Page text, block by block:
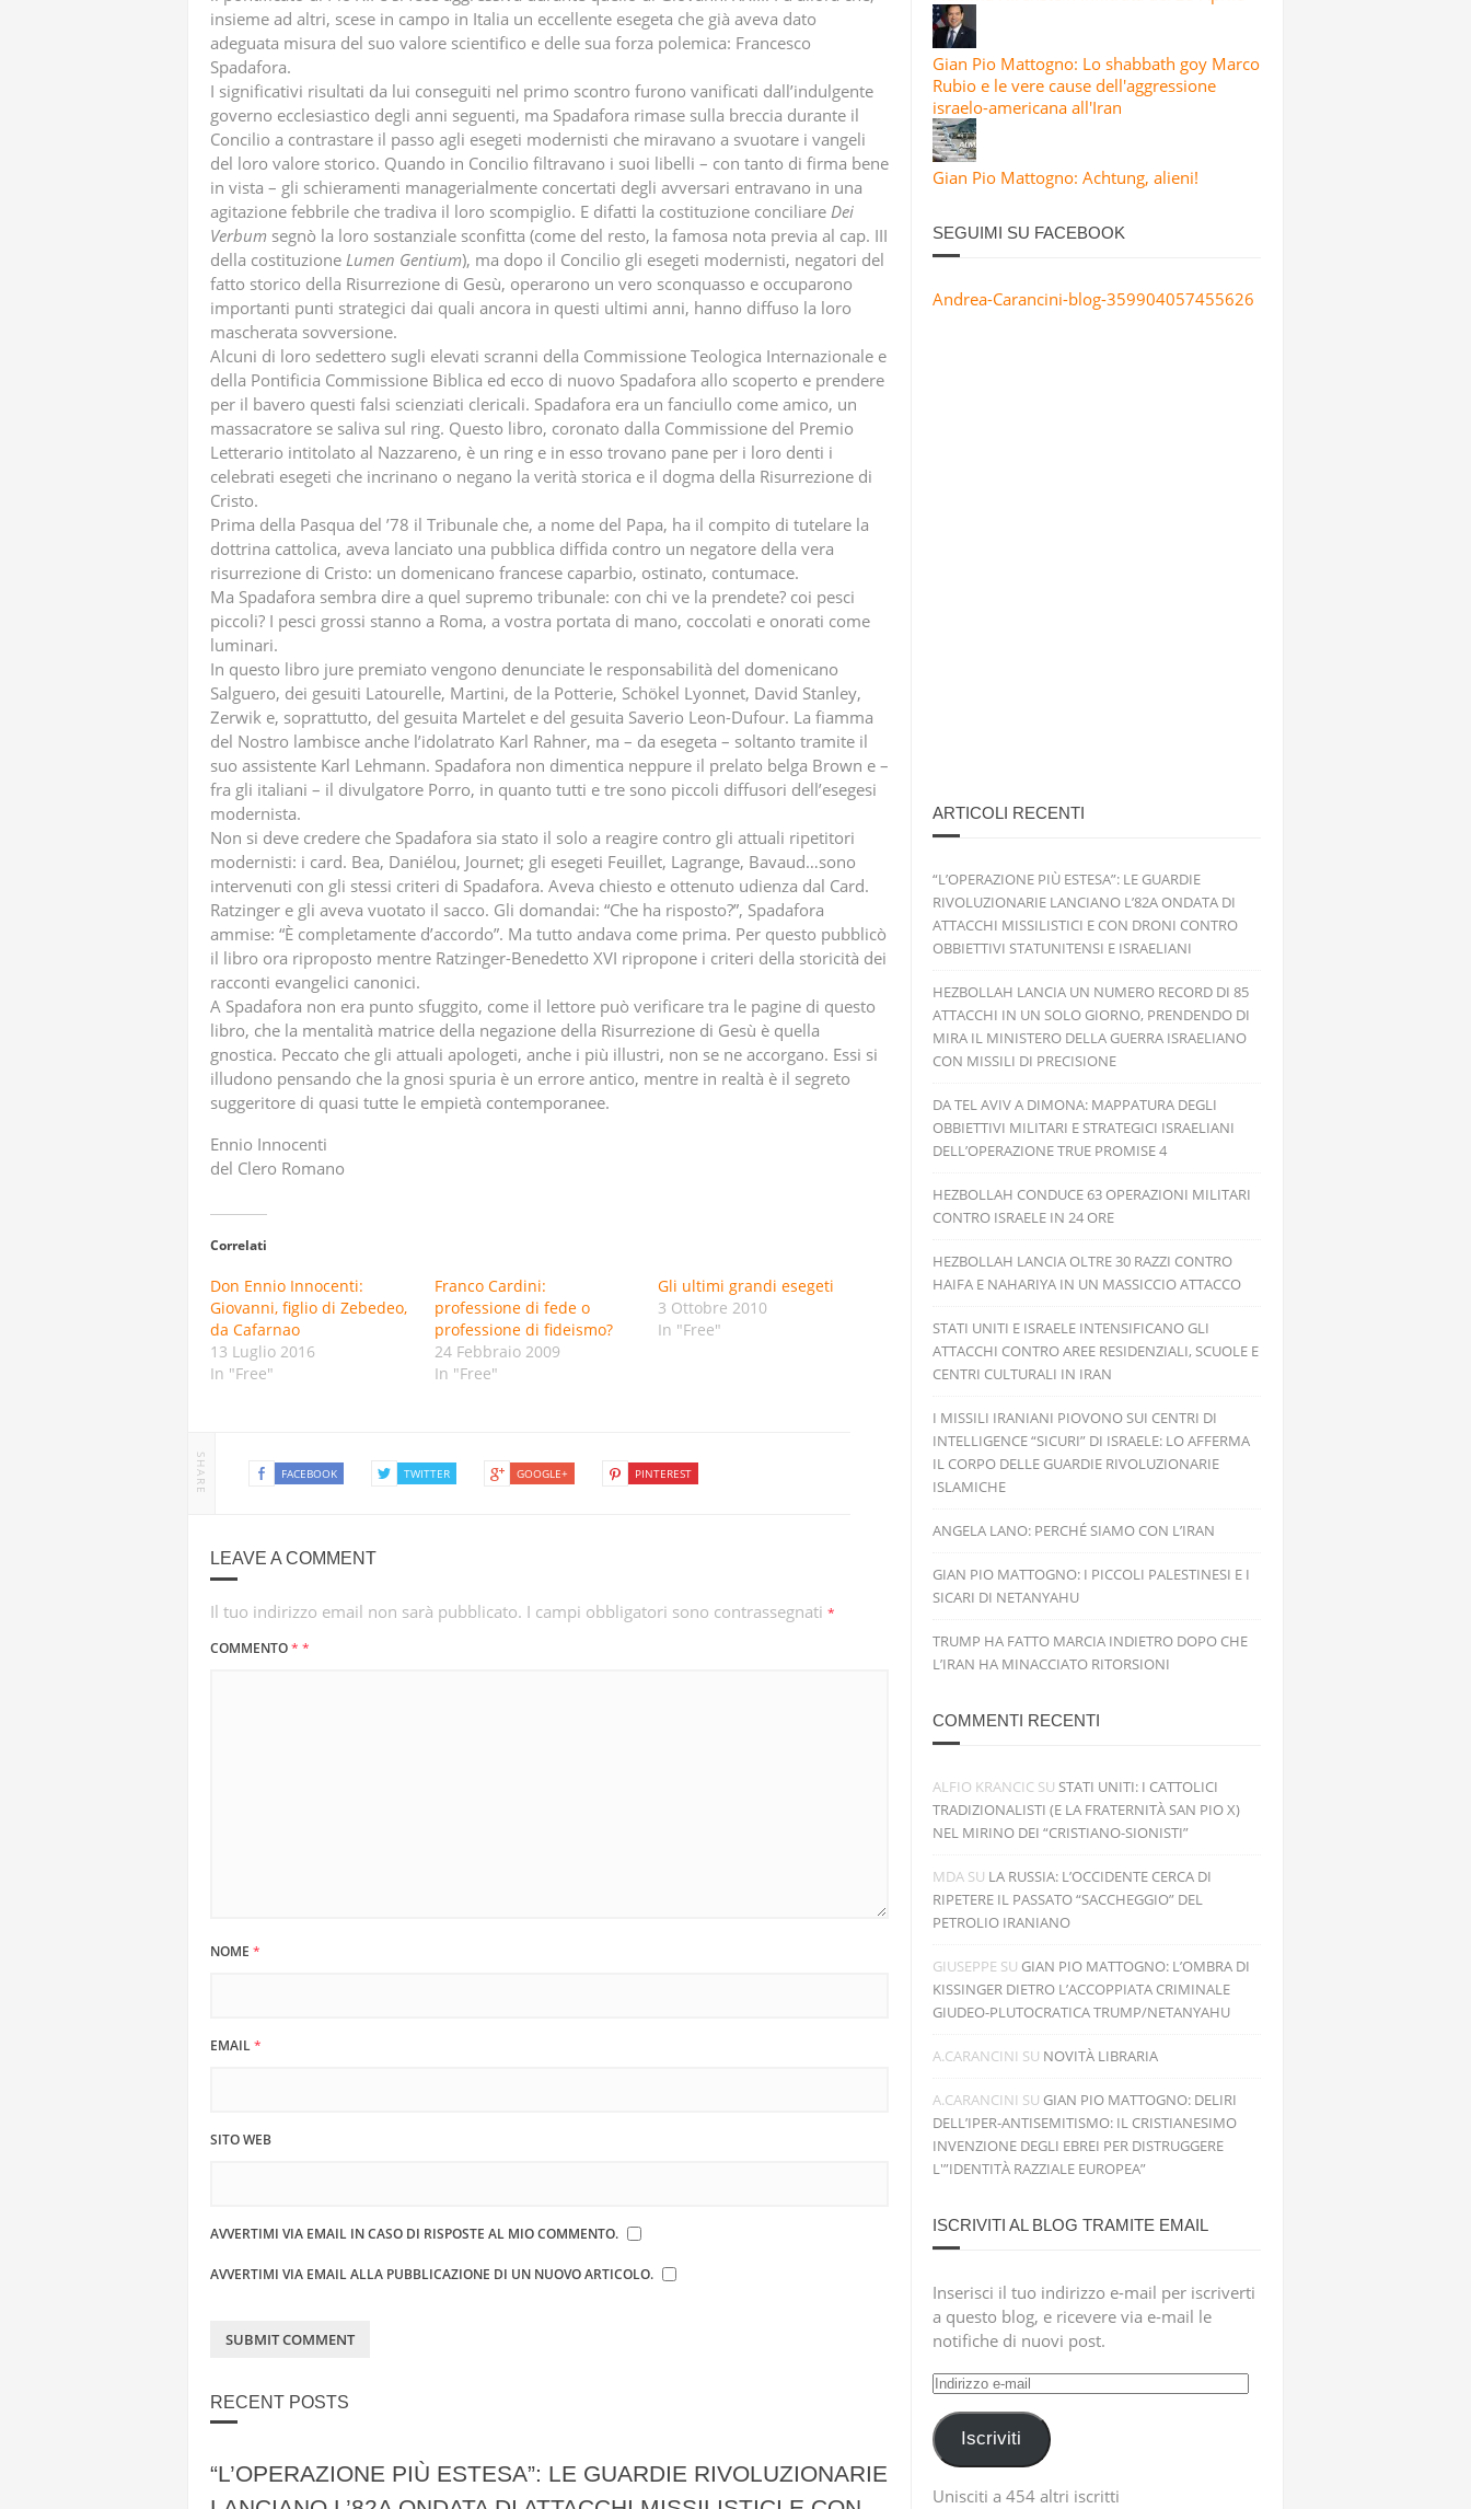
insieme ad altri, scese in campo in Italia un eccellente esegeta che già aveva dato
adeguata misura del suo valore scientifico e delle sua forza polemica: Francesco
Spadafora.
I significativi risultati da lui conseguiti nel primo scontro furono vanificati dall’indulgente
governo ecclesiastico degli anni seguenti, ma Spadafora rimase sulla breccia durante il
Concilio a contrastare il passo agli esegeti modernisti che miravano a svuotare i vangeli
del loro valore storico. Quando in Concilio filtravano i suoi libelli – con tanto di firma bene
in vista – gli schieramenti managerialmente concertati degli avversari entravano in una
agitazione febbrile che tradiva il loro scompiglio. E difatti la costituzione conciliare Dei
Verbum segnò la loro sostanziale sconfitta (come del resto, la famosa nota previa al cap. III
della costituzione Lumen Gentium), ma dopo il Concilio gli esegeti modernisti, negatori del
fatto storico della Risurrezione di Gesù, operarono un vero sconquasso e occuparono
importanti punti strategici dai quali ancora in questi ultimi anni, hanno diffuso la loro
mascherata sovversione.
Alcuni di loro sedettero sugli elevati scranni della Commissione Teologica Internazionale e
della Pontificia Commissione Biblica ed ecco di nuovo Spadafora allo scoperto e prendere
per il bavero questi falsi scienziati clericali. Spadafora era un fanciullo come amico, un
massacratore se saliva sul ring. Questo libro, coronato dalla Commissione del Premio
Letterario intitolato al Nazzareno, è un ring e in esso trovano pane per i loro denti i
celebrati esegeti che incrinano o negano la verità storica e il dogma della Risurrezione di
Cristo.
Prima della Pasqua del ’78 il Tribunale che, a nome del Papa, ha il compito di tutelare la
dottrina cattolica, aveva lanciato una pubblica diffida contro un negatore della vera
risurrezione di Cristo: un domenicano francese caparbio, ostinato, contumace.
Ma Spadafora sembra dire a quel supremo tribunale: con chi ve la prendete? coi pesci
piccoli? I pesci grossi stanno a Roma, a vostra portata di mano, coccolati e onorati come
luminari.
In questo libro jure premiato vengono denunciate le responsabilità del domenicano
Salguero, dei gesuiti Latourelle, Martini, de la Potterie, Schökel Lyonnet, David Stanley,
Zerwik e, soprattutto, del gesuita Martelet e del gesuita Saverio Leon-Dufour. La fiamma
del Nostro lambisce anche l’idolatrato Karl Rahner, ma – da esegeta – soltanto tramite il
suo assistente Karl Lehmann. Spadafora non dimentica neppure il prelato belga Brown e –
fra gli italiani – il divulgatore Porro, in quanto tutti e tre sono piccoli diffusori dell’esegesi
modernista.
Non si deve credere che Spadafora sia stato il solo a reagire contro gli attuali ripetitori
modernisti: i card. Bea, Daniélou, Journet; gli esegeti Feuillet, Lagrange, Bavaud…sono
intervenuti con gli stessi criteri di Spadafora. Aveva chiesto e ottenuto udienza dal Card.
Ratzinger e gli aveva vuotato il sacco. Gli domandai: “Che ha risposto?”, Spadafora
ammise: “È completamente d’accordo”. Ma tutto andava come prima. Per questo pubblicò
il libro ora riproposto mentre Ratzinger-Benedetto XVI ripropone i criteri della storicità dei
racconti evangelici canonici.
A Spadafora non era punto sfuggito, come il lettore può verificare tra le pagine di questo
libro, che la mentalità matrice della negazione della Risurrezione di Gesù è quella
gnostica. Peccato che gli attuali apologeti, anche i più illustri, non se ne accorgano. Essi si
illudono pensando che la gnosi spuria è un errore antico, mentre in realtà è il segreto
suggeritore di quasi tutte le empietà contemporanee.
Ennio Innocenti
del Clero Romano
Correlati
Don Ennio Innocenti:
Giovanni, figlio di Zebedeo,
da Cafarnao
13 Luglio 2016
In "Free"
Franco Cardini:
professione di fede o
professione di fideismo?
24 Febbraio 2009
In "Free"
Gli ultimi grandi esegeti
3 Ottobre 2010
In "Free"
SHARE FACEBOOK TWITTER GOOGLE+ PINTEREST
LEAVE A COMMENT
Il tuo indirizzo email non sarà pubblicato. I campi obbligatori sono contrassegnati *
COMMENTO* *
NOME *
EMAIL*
SITO WEB
AVVERTIMI VIA EMAIL IN CASO DI RISPOSTE AL MIO COMMENTO.
AVVERTIMI VIA EMAIL ALLA PUBBLICAZIONE DI UN NUOVO ARTICOLO.
RECENT POSTS
“L’OPERAZIONE PIÙ ESTESA”: LE GUARDIE RIVOLUZIONARIE
Gian Pio Mattogno: Lo shabbath goy Marco
Rubio e le vere cause dell'aggressione
israelo-americana all'Iran
Gian Pio Mattogno: Achtung, alieni!
SEGUIMI SU FACEBOOK
Andrea-Carancini-blog-359904057455626
ARTICOLI RECENTI
“L’OPERAZIONE PIÙ ESTESA”: LE GUARDIE
RIVOLUZIONARIE LANCIANO L’82A ONDATA DI
ATTACCHI MISSILISTICI E CON DRONI CONTRO
OBBIETTIVI STATUNITENSI E ISRAELIANI
HEZBOLLAH LANCIA UN NUMERO RECORD DI 85
ATTACCHI IN UN SOLO GIORNO, PRENDENDO DI
MIRA IL MINISTERO DELLA GUERRA ISRAELIANO
CON MISSILI DI PRECISIONE
DA TEL AVIV A DIMONA: MAPPATURA DEGLI
OBBIETTIVI MILITARI E STRATEGICI ISRAELIANI
DELL’OPERAZIONE TRUE PROMISE 4
HEZBOLLAH CONDUCE 63 OPERAZIONI MILITARI
CONTRO ISRAELE IN 24 ORE
HEZBOLLAH LANCIA OLTRE 30 RAZZI CONTRO
HAIFA E NAHARIYA IN UN MASSICCIO ATTACCO
STATI UNITI E ISRAELE INTENSIFICANO GLI
ATTACCHI CONTRO AREE RESIDENZIALI, SCUOLE E
CENTRI CULTURALI IN IRAN
I MISSILI IRANIANI PIOVONO SUI CENTRI DI
INTELLIGENCE “SICURI” DI ISRAELE: LO AFFERMA
IL CORPO DELLE GUARDIE RIVOLUZIONARIE
ISLAMICHE
ANGELA LANO: PERCHÉ SIAMO CON L’IRAN
GIAN PIO MATTOGNO: I PICCOLI PALESTINESI E I
SICARI DI NETANYAHU
TRUMP HA FATTO MARCIA INDIETRO DOPO CHE
L’IRAN HA MINACCIATO RITORSIONI
COMMENTI RECENTI
ALFIO KRANCIC SU STATI UNITI: I CATTOLICI
TRADIZIONALISTI (E LA FRATERNITÀ SAN PIO X)
NEL MIRINO DEI “CRISTIANO-SIONISTI”
MDA SU LA RUSSIA: L’OCCIDENTE CERCA DI
RIPETERE IL PASSATO “SACCHEGGIO” DEL
PETROLIO IRANIANO
GIUSEPPE SU GIAN PIO MATTOGNO: L’OMBRA DI
KISSINGER DIETRO L’ACCOPPIATA CRIMINALE
GIUDEO-PLUTOCRATICA TRUMP/NETANYAHU
A.CARANCINI SU NOVITÀ LIBRARIA
A.CARANCINI SU GIAN PIO MATTOGNO: DELIRI
DELL’IPER-ANTISEMITISMO: IL CRISTIANESIMO
INVENZIONE DEGLI EBREI PER DISTRUGGERE
L'”IDENTITÀ RAZZIALE EUROPEA”
ISCRIVITI AL BLOG TRAMITE EMAIL
Inserisci il tuo indirizzo e-mail per iscriverti
a questo blog, e ricevere via e-mail le
notifiche di nuovi post.
Indirizzo
mailIscriviti
Unisciti a 454 altri iscritti